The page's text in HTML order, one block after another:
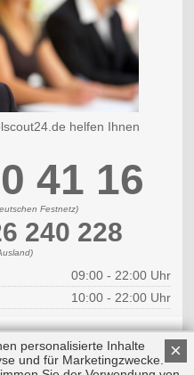
helfen Ihnen
41 16
Festnetz)
240 228
09:00 - 22:00 Uhr
10:00 - 22:00 Uhr
×
personalisierte Inhalte
und für Marketingzwecke.